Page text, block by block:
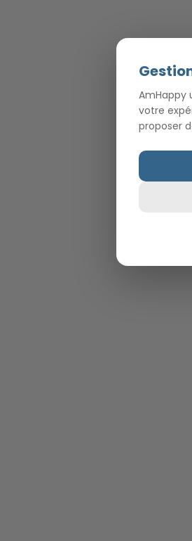
AmHappy
votre
proposer